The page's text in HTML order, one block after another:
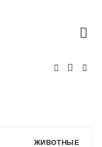
ЖИВОТНЫЕ